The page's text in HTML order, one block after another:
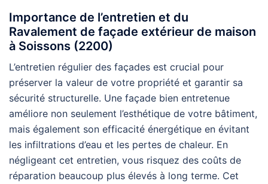
Importance de l’entretien et du
Ravalement de façade extérieur de maison
à Soissons (2200)
L’entretien régulier des façades est crucial pour
préserver la valeur de votre propriété et garantir sa
sécurité structurelle. Une façade bien entretenue
améliore non seulement l’esthétique de votre bâtiment,
mais également son efficacité énergétique en évitant
les infiltrations d’eau et les pertes de chaleur. En
négligeant cet entretien, vous risquez des coûts de
réparation beaucoup plus élevés à long terme. Cet